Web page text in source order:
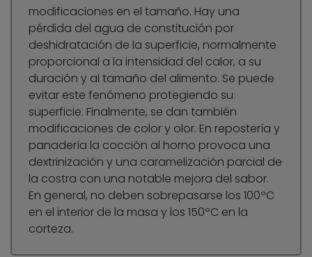
modificaciones en el tamaño. Hay una
pérdida del agua de constitución por
deshidratación de la superficie, normalmente
proporcional a la intensidad del calor, a su
duración y al tamaño del alimento. Se puede
evitar este fenómeno protegiendo su
superficie. Finalmente, se dan también
modificaciones de color y olor. En repostería y
panadería la cocción al horno provoca una
dextrinización y una caramelización parcial de
la costra con una notable mejora del sabor.
En general, no deben sobrepasarse los 100ºC
en el interior de la masa y los 150ºC en la
corteza.